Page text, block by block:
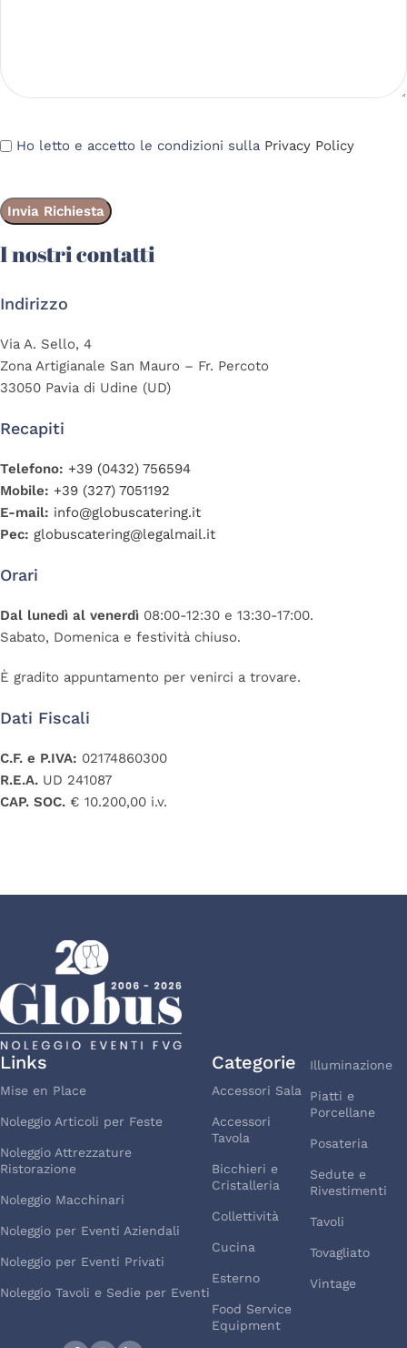
Ho letto e accetto le condizioni sulla Privacy Policy
I nostri contatti
Indirizzo
Via A. Sello, 4
Zona Artigianale San Mauro – Fr. Percoto
33050 Pavia di Udine (UD)
Recapiti
Telefono: +39 (0432) 756594
Mobile: +39 (327) 7051192
E-mail: info@globuscatering.it
Pec: globuscatering@legalmail.it
Orari
Dal lunedì al venerdì 08:00-12:30 e 13:30-17:00.
Sabato, Domenica e festività chiuso.
È gradito appuntamento per venirci a trovare.
Dati Fiscali
C.F. e P.IVA: 02174860300
R.E.A. UD 241087
CAP. SOC. € 10.200,00 i.v.
Links
Mise en Place
Noleggio Articoli per Feste
Noleggio Attrezzature
Ristorazione
Noleggio Macchinari
Noleggio per Eventi Aziendali
Noleggio per Eventi Privati
Noleggio Tavoli e Sedie per Eventi
Categorie
Accessori Sala
Accessori
Tavola
Bicchieri e
Cristalleria
Collettività
Cucina
Esterno
Food Service
Equipment
Illuminazione
Piatti e
Porcellane
Posateria
Sedute e
Rivestimenti
Tavoli
Tovagliato
Vintage